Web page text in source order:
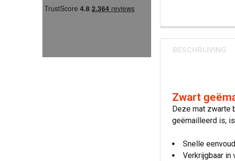
BESCHRIJVING
Zwart
Deze mat zwarte
geëmailleerd is,
Snelle
Verkrijgbaar in